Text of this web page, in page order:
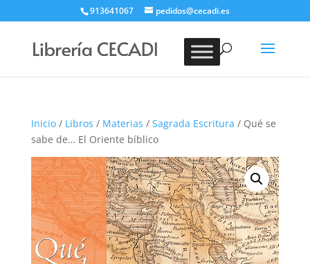
913641067 pedidos@cecadi.es
BUSCAR
Inicio/ Libros / Materias / Sagrada Escritura / Qué se
sabe de… El Oriente bíblico